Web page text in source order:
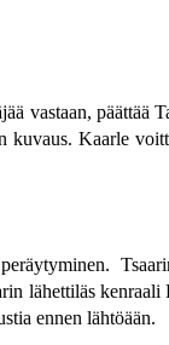
vastaan, päättää
Kaarle
lähettiläs
ennen lähtöään.